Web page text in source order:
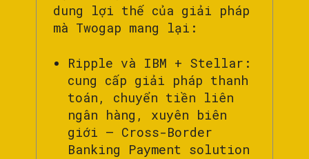
dung lợi thế của giải pháp
mà Twogap mang lại:
Ripple và IBM + Stellar:
cung cấp giải pháp thanh
toán, chuyển tiền liên
ngân hàng, xuyên biên
giới – Cross-Border
Banking Payment solution